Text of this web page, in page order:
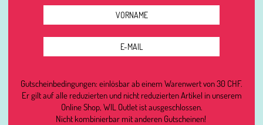
Gutscheinbedingungen: einlösbar ab einem Warenwert von 30 CHF.
Er gilt auf alle reduzierten und nicht reduzierten Artikel in unserem
Online Shop, WIL Outlet ist ausgeschlossen.
Nicht kombinierbar mit anderen Gutscheinen!